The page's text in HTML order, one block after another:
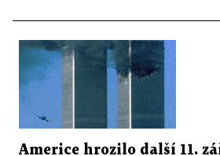
Americe hrozilo další 11.